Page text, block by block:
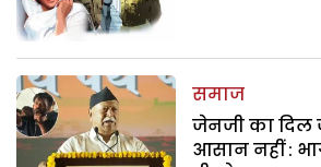
समाज
जेनजी का दिल
आसान नहीं :